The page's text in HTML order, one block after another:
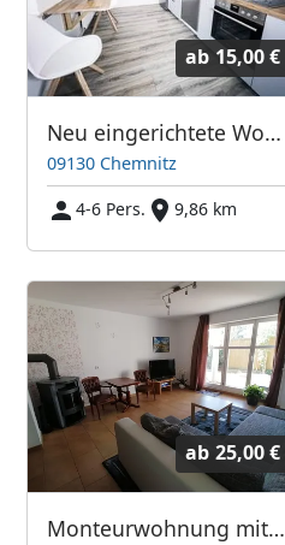
ab 15,00 €
Neu eingerichtete Wohnung, modern und zentrumsnah
09130 Chemnitz
4-6 Pers.
9,86 km
ab 25,00 €
Monteurwohnung mit Terrasse